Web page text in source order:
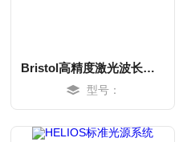
Bristol高精度激光波长计671系列
型号：